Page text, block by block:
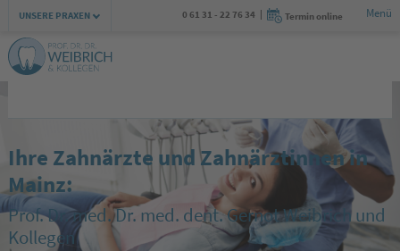
Zur Navigation springen
Zum Inhalt springen
UNSERE PRAXEN 0 61 31 - 22 76 34 Termin online Menü
0 62 41 - 24 89 0
Luisenstraße 7 | 67547 Worms
Ihre Zahnärzte und Zahnärztinnen in
Mainz:
Prof. Dr. med. Dr. med. dent. Gernot Weibrich und
Kollegen